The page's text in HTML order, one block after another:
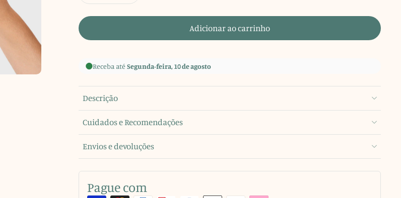
Adicionar ao carrinho
Receba atéSegunda-feira, 10 de agosto
Descrição
Cuidados e Recomendações
Envios e devoluções
Pague com